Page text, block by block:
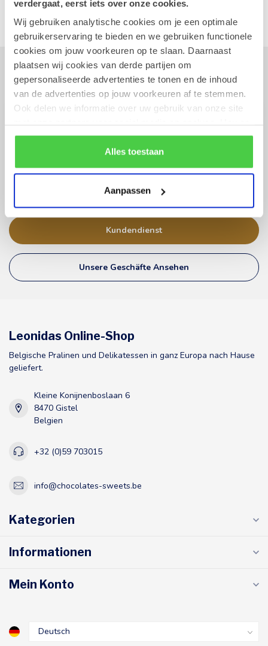
verdergaat, eerst iets over onze cookies.
Wij gebruiken analytische cookies om je een optimale
gebruikerservaring te bieden en we gebruiken functionele
cookies om jouw voorkeuren op te slaan. Daarnaast
plaatsen wij cookies van derde partijen om
gepersonaliseerde advertenties te tonen en de inhoud
van de advertenties op jouw voorkeuren af te stemmen.
Ook delen we informatie over uw gebruik van onze site
rekening mee dat als je bepaalde cookies blokkeert, het
de correcte werking van de website kan verstoren.
Alles toestaan
Aanpassen
Wir verpacken Ihre Bestellung sorgfältig und verwenden stabile
Versandkartons. Bei warmen Temperaturen wird die Verpackung
Kundendienst
Unsere Geschäfte Ansehen
Abonnieren Sie unseren Newsletter
Bleibe auf dem Laufenden mit unseren Newsletter-Angeboten
Leonidas Online-Shop
Belgische Pralinen und Delikatessen in ganz Europa nach Hause
geliefert.
Kleine Konijnenboslaan 6
8470 Gistel
Belgien
+32 (0)59 703015
info@chocolates-sweets.be
Kategorien
Informationen
Mein Konto